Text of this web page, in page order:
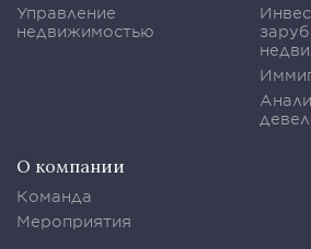
Управление
недвижимостью
О компании
Команда
Мероприятия